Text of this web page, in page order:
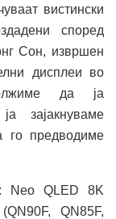
вистински
според
Сон, извршен
дисплеи во
да ја
зајакнуваме
го предводиме
Neo QLED 8K
QN85F,